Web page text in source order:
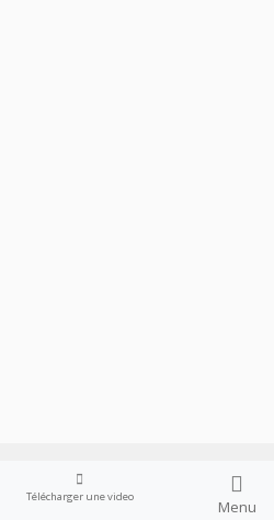
Télécharger une video
Menu